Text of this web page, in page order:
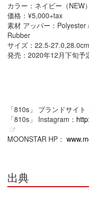
カラー：ネイビー（NEW
価格：¥5,000+tax
素材 アッパー：
Rubber
サイズ：22.5-27.0,28.0cm
発売：2020年12月下旬予
「810s」 ブランドサイト
「810s」 Instagram：
MOONSTAR HP：
出典